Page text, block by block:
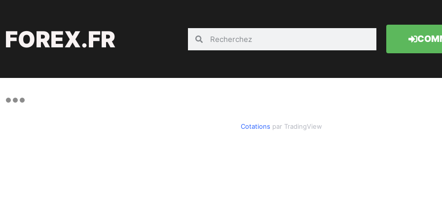
FOREX.FR
Cotations par TradingView